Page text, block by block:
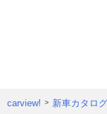
carview! 新車カタログ